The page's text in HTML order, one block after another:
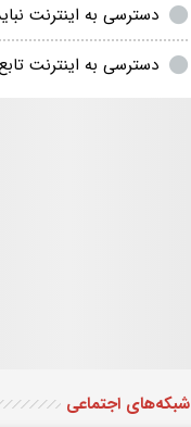
دسترسی به اینترنت
دسترسی به اینترنت
شبکه‌های اجتماعی